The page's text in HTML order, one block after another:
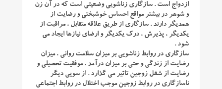
ازدواج است . سازگاری زناشویی وضعیتی است که در آن زن
و شوهر در بیشتر مواقع احساس خوشبختی و رضایت از
همدیگر دارند . سازگاری از طریق علاقه متقابل ، مراقبت از
یکدیگر ، پذیرش ، درک یکدیگر و ارضای نیازها ایجاد می
شود .
سازگاری در روابط زناشویی بر میزان سلامت روانی ، میزان
رضایت از زندگی و حتی بر میزان درآمد ، موفقیت تحصیلی و
رضایت از شغل زوجین تاثیر می گذارد . از سویی دیگر
ناسازگاری در روابط زوجین موجب اختلال در روابط اجتماعی